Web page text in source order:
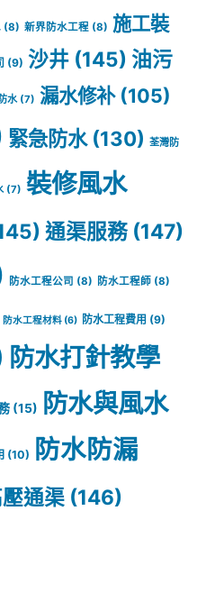
(8) 新界防水工程 (8) 施工裝
(9) 沙井 (145) 油污
水(7) 漏水修补(105)
緊急防水(130) 荃灣防
(7) 裝修風水
通渠服務(147)
防水工程公司 (8) 防水工程師 (8)
防水工程材料 (6) 防水工程費用 (9)
防水打針教學
(15)
防水與風水
(10)
防水防漏
通渠 (146)